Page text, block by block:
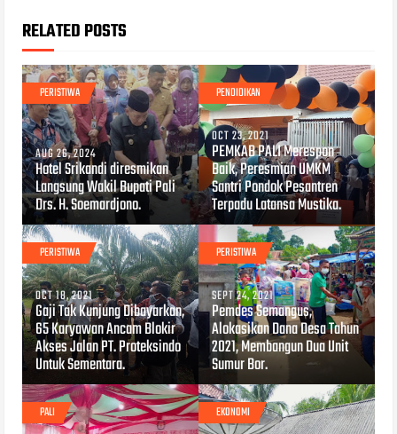
RELATED POSTS
PERISTIWA
AUG 26, 2024
Hotel Srikandi diresmikan
Langsung Wakil Bupati Pali
Drs. H. Soemardjono.
PENDIDIKAN
OCT 23, 2021
PEMKAB PALI Merespon
Baik, Peresmian UMKM
Santri Pondok Pesantren
Terpadu Latansa Mustika.
PERISTIWA
OCT 18, 2021
Gaji Tak Kunjung Dibayarkan,
65 Karyawan Ancam Blokir
Akses Jalan PT. Proteksindo
Untuk Sementara.
PERISTIWA
SEPT 24, 2021
Pemdes Semangus,
Alokasikan Dana Desa Tahun
2021, Membangun Dua Unit
Sumur Bor.
PALI EKONOMI